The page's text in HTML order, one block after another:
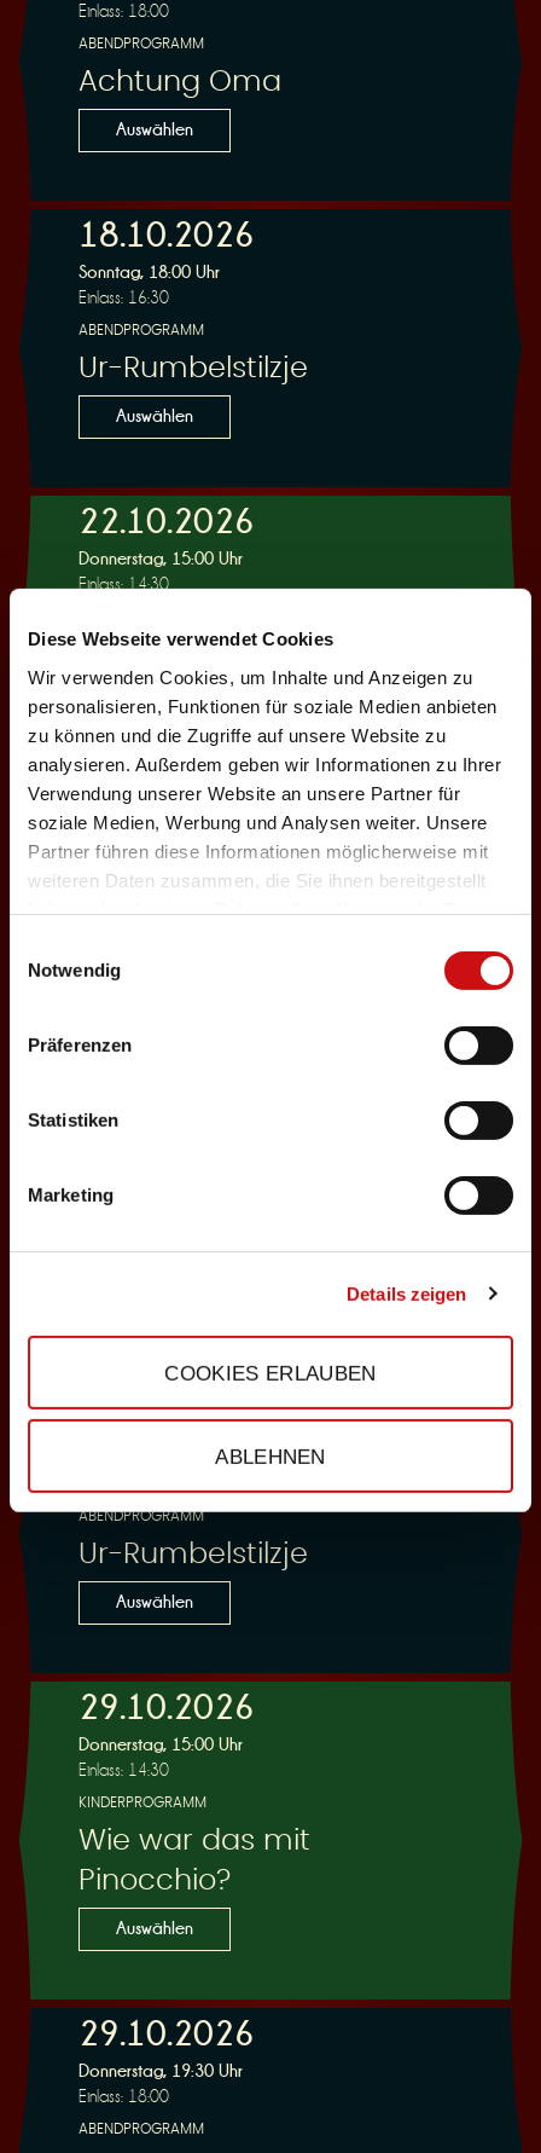
Diese Webseite verwendet Cookies
Wir verwenden Cookies, um Inhalte und Anzeigen zu
personalisieren, Funktionen für soziale Medien anbieten
zu können und die Zugriffe auf unsere Website zu
analysieren. Außerdem geben wir Informationen zu Ihrer
Verwendung unserer Website an unsere Partner für
soziale Medien, Werbung und Analysen weiter. Unsere
Partner führen diese Informationen möglicherweise mit
weiteren Daten zusammen, die Sie ihnen bereitgestellt
Notwendig
Präferenzen
Statistiken
Marketing
Details zeigen
COOKIES ERLAUBEN
ABLEHNEN
Einlass: 18:00
ABENDPROGRAMM
Achtung Oma
Auswählen
18.10.2026
Sonntag, 18:00 Uhr
Einlass: 16:30
ABENDPROGRAMM
Ur-Rumbelstilzje
Auswählen
22.10.2026
Donnerstag, 15:00 Uhr
Einlass: 14:30
Wie war das mit
Pinocchio?
Auswählen
22.10.2026
Donnerstag, 19:30 Uhr
Einlass: 18:00
Ur-Rumbelstilzje
25.10.2026
Einlass: 16:30
28.10.2026
Mittwoch, 19:30 Uhr
ABENDPROGRAMM
Ur-Rumbelstilzje
Auswählen
29.10.2026
Donnerstag, 15:00 Uhr
Einlass: 14:30
KINDERPROGRAMM
Wie war das mit
Pinocchio?
Auswählen
29.10.2026
Donnerstag, 19:30 Uhr
Einlass: 18:00
ABENDPROGRAMM